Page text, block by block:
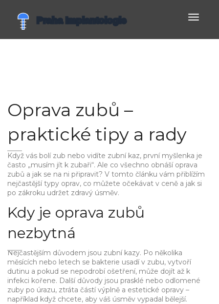
Oprava zubů –
praktické tipy a rady
Když vás bolí zub nebo vidíte zubní kaz, první myšlenka je
často „musím jít k zubaři“. Ale co všechno obnáší oprava
zubů a jak se na ni připravit? V tomto článku vám přiblížím
nejčastější typy oprav, co můžete očekávat v ceně a jak si
po zákroku udržet zdravý úsměv.
Kdy je oprava zubů
nezbytná
Nejčastějším důvodem jsou zubní kazy. Po několika
měsících nebo letech se bakterie usadí v zubu, vytvoří
dutinu a pokud se nepodrobí ošetření, může dojít až k
infekci kořene. Další důvody jsou prasklé nebo odlomené
zuby po úrazu, ztráta částí výplně a estetické opravy –
například když chcete, aby váš úsměv vypadal bělejší.